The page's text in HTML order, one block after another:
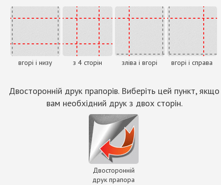
вгорі і низу з 4 сторін зліва і вгорі вгорі і справа
Двосторонній друк прапорів. Виберіть цей пункт, якщо
вам необхідний друк з двох сторін.
Двосторонній
друк прапора